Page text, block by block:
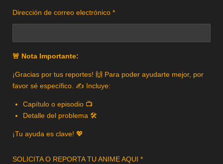
Dirección de correo electrónico *
🚨 Nota Importante:
¡Gracias por tus reportes! 🙌 Para poder ayudarte mejor, por
favor sé específico. ✍️ Incluye:
Capítulo o episodio 📺
Detalle del problema 🛠️
¡Tu ayuda es clave! 💖
SOLICITA O REPORTA TU ANIME AQUI *